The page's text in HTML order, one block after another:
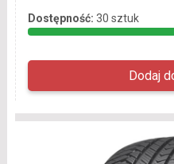
Dostępność: 30 sztuk